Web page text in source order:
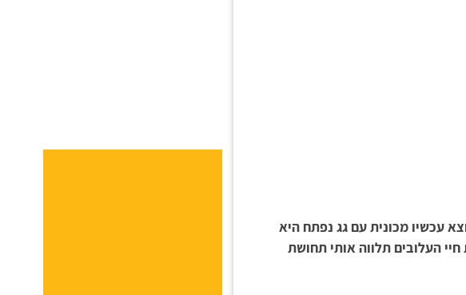
עכשיו מכונית עם גג נפתח היא
העלובים תלווה אותי תחושת